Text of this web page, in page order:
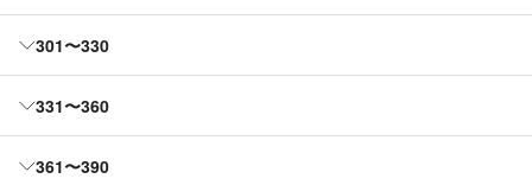
301〜330
331〜360
361〜390